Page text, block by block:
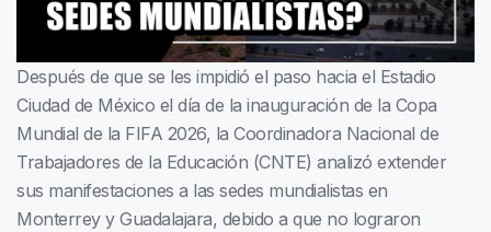
Después de que se les impidió el paso hacia el Estadio
Ciudad de México el día de la inauguración de la Copa
Mundial de la FIFA 2026, la Coordinadora Nacional de
Trabajadores de la Educación (CNTE) analizó extender
sus manifestaciones a las sedes mundialistas en
Monterrey y Guadalajara, debido a que no lograron